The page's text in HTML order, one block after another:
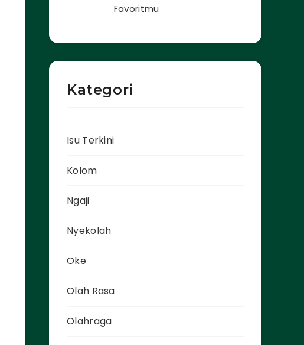
Favoritmu
Kategori
Isu Terkini
Kolom
Ngaji
Nyekolah
Oke
Olah Rasa
Olahraga